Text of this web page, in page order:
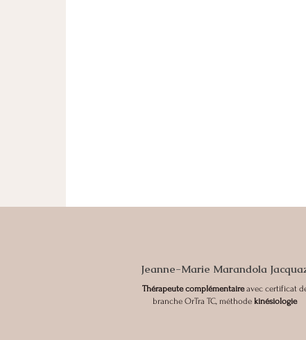
Jeanne-Marie Marandola
Thérapeute complémentaireavec certificat
branche OrTra TC, méthode kinésiologie